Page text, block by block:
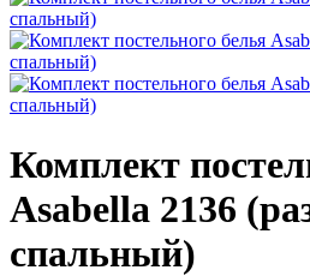
Комплект
Asabella 2136
спальный)